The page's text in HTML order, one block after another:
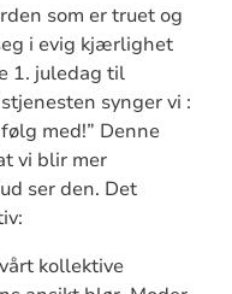
som er truet og
i evig kjærlighet
1. juledag til
synger vi :
med!” Denne
vi blir mer
ser den. Det
kollektive